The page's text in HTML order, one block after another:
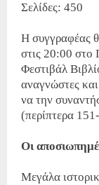
Σελίδες: 450
Η συγγραφέας
στις 20:00 στο
Φεστιβάλ
αναγνώστες
να την
(περίπτερα
Οι
Μεγάλα